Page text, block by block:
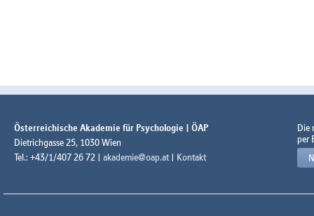
Österreichische Akademie für Psychologie | ÖAP
Dietrichgasse 25, 1030 Wien
Tel.: +43/1/407 26 72 | akademie@oap.at | Kontakt
Die
per